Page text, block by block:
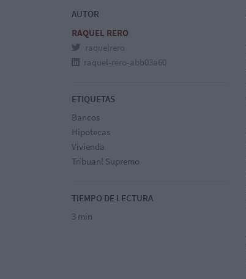
AUTOR
RAQUEL RERO
raquelrero
raquel-rero-abb03a60
ETIQUETAS
Bancos
Hipotecas
Vivienda
Tribuanl Supremo
TIEMPO DE LECTURA
3 min